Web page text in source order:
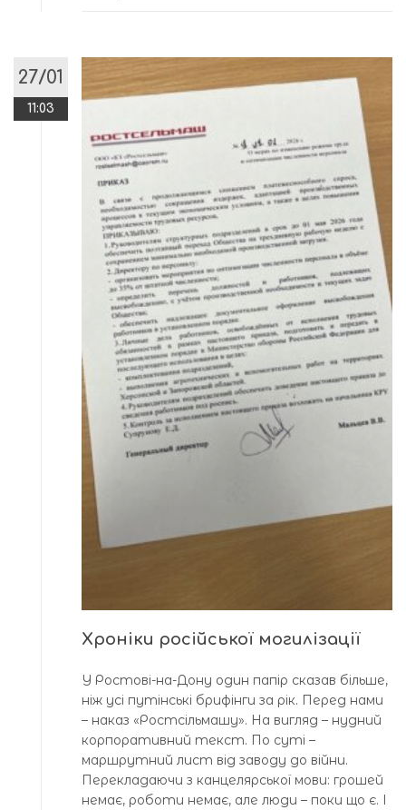
27/01
11:03
Хроніки російської могилізації
У Ростові-на-Дону один папір сказав більше,
ніж усі путінські брифінги за рік. Перед нами
– наказ «Ростсільмашу». На вигляд – нудний
корпоративний текст. По суті –
маршрутний лист від заводу до війни.
Перекладаючи з канцелярської мови: грошей
немає, роботи немає, але люди – поки що є. І